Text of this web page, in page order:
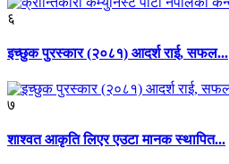
६
इच्छुक पुरस्कार (२०८१) आदर्श राई, सफल...
७
शाश्वत आकृति लिएर एउटा मानक स्थापित...